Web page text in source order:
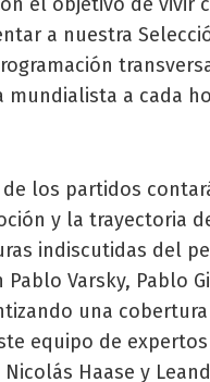
a nuestra
mundialista a cada
de los partidos
y la trayectoria
indiscutidas del
Pablo Varsky, Pablo
una
equipo de
Haase y